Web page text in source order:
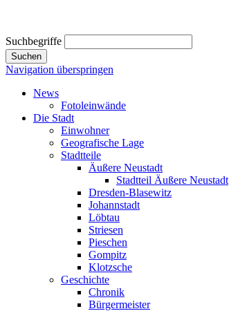
Suchbegriffe
Suchen
Navigation überspringen
News
Fotoleinwände
Die Stadt
Einwohner
Geografische Lage
Stadtteile
Äußere Neustadt
Stadtteil Äußere Neustadt
Dresden-Blasewitz
Johannstadt
Löbtau
Striesen
Pieschen
Gompitz
Klotzsche
Geschichte
Chronik
Bürgermeister